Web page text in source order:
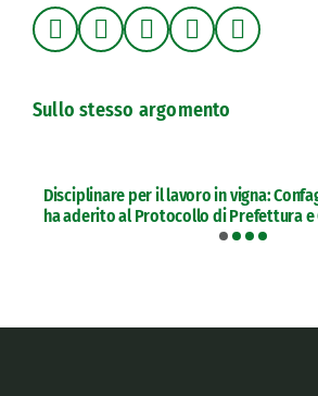
Sullo stesso argomento
Disciplinare per il lavoro in vigna:
ha aderito al Protocollo di Prefettura e